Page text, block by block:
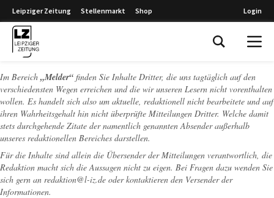
Leipziger Zeitung Stellenmarkt Shop Login
Im Bereich „Melder“ finden Sie Inhalte Dritter, die uns tagtäglich auf den
verschiedensten Wegen erreichen und die wir unseren Lesern nicht vorenthalten
wollen. Es handelt sich also um aktuelle, redaktionell nicht bearbeitete und auf
ihren Wahrheitsgehalt hin nicht überprüfte Mitteilungen Dritter. Welche damit
stets durchgehende Zitate der namentlich genannten Absender außerhalb
unseres redaktionellen Bereiches darstellen.
Für die Inhalte sind allein die Übersender der Mitteilungen verantwortlich, die
Redaktion macht sich die Aussagen nicht zu eigen. Bei Fragen dazu wenden Sie
sich gern an redaktion@l-iz.de oder kontaktieren den Versender der
Informationen.